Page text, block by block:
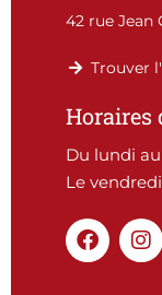
42 rue Jean
Trouver
Horaires
Du lundi
Le
F
a
I
n